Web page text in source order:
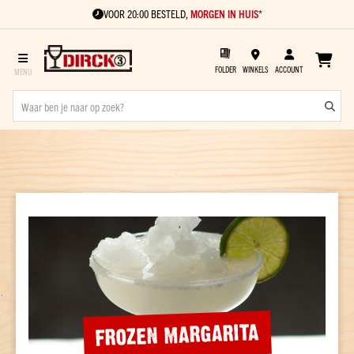
VOOR 20:00 BESTELD, MORGEN IN HUIS*
FOLDER WINKELS ACCOUNT
drank
Soort
Rum
Cognac
Vieux
Jenever
Kant
en
FROZEN MARGARITA